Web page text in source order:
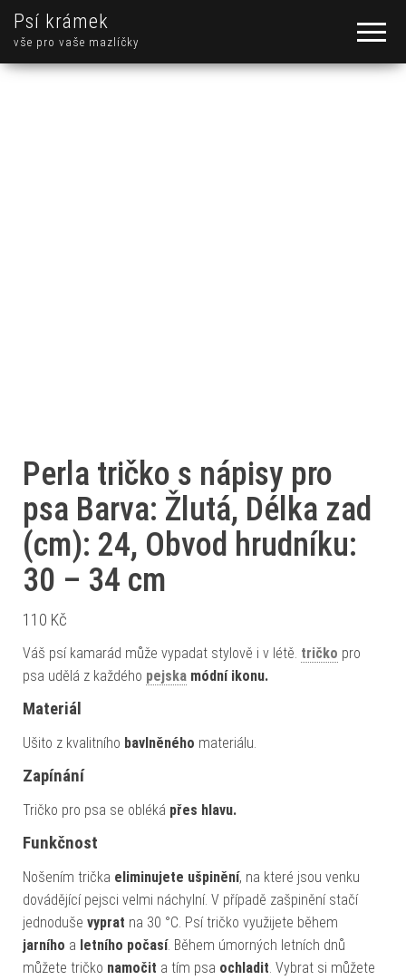
Psí krámek
vše pro vaše mazlíčky
Perla tričko s nápisy pro
psa Barva: Žlutá, Délka zad
(cm): 24, Obvod hrudníku:
30 – 34 cm
110 Kč
Váš psí kamarád může vypadat stylově i v létě. tričko pro
psa udělá z každého pejska módní ikonu.
Materiál
Ušito z kvalitního bavlněného materiálu.
Zapínání
Tričko pro psa se obléká přes hlavu.
Funkčnost
Nošením trička eliminujete ušpinění, na které jsou venku
dovádějící pejsci velmi náchylní. V případě zašpinění stačí
jednoduše vyprat na 30 °C. Psí tričko využijete během
jarního a letního počasí. Během úmorných letních dnů
můžete tričko namočit a tím psa ochladit. Vybrat si můžete